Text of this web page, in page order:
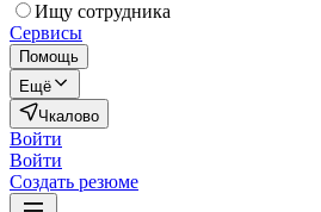
Ищу сотрудника
Сервисы
Помощь
Ещё
Чкалово
Войти
Войти
Создать резюме